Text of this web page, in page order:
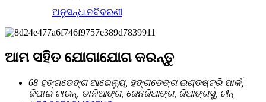
ଅନୁସନ୍ଧାନବିବରଣୀ
ଆମ ସହିତ ଯୋଗାଯୋଗ କରନ୍ତୁ
68 ହଙ୍ଗଡେଙ୍ଗ ଆଭେନ୍ୟୁ, ହଙ୍ଗଡେଙ୍ଗ ଇଣ୍ଡଷ୍ଟ୍ରି ପାର୍କ,
ଜିପାଇ ଟାଉନ୍, ଡାନିଆଙ୍ଗ, ଜେନଜିଆଙ୍ଗ, ଜିଆଙ୍ଗସୁ, ଚୀନ୍